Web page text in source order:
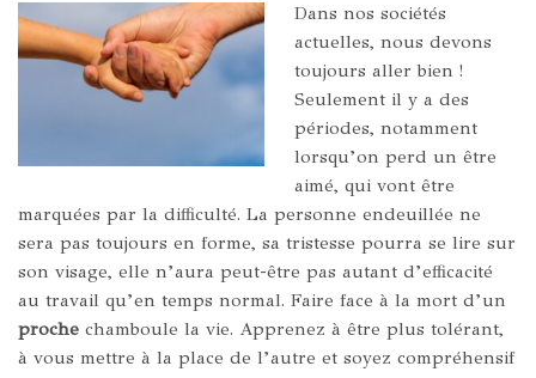
Dans nos sociétés
actuelles, nous devons
toujours aller bien !
Seulement il y a des
périodes, notamment
lorsqu’on perd un être
aimé, qui vont être
marquées par la difficulté. La personne endeuillée ne
sera pas toujours en forme, sa tristesse pourra se lire sur
son visage, elle n’aura peut-être pas autant d’efficacité
au travail qu’en temps normal. Faire face à la mort d’un
proche chamboule la vie. Apprenez à être plus tolérant,
à vous mettre à la place de l’autre et soyez compréhensif